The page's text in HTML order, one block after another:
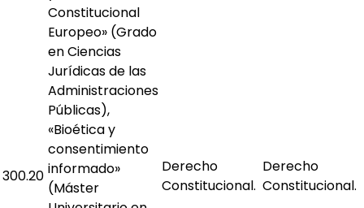
300.20
Constitucional
Europeo» (Grado
en Ciencias
Jurídicas de las
Administraciones
Públicas),
«Bioética y
consentimiento
informado»
(Máster
Derecho
Constitucional.
Derecho
Constitucional.